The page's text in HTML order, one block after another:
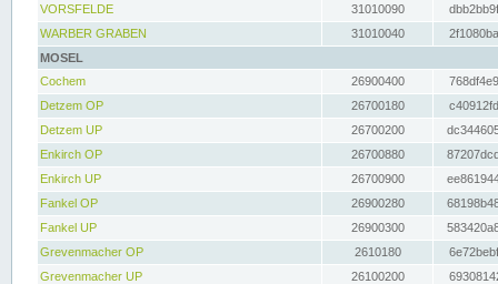
VORSFELDE
31010090
WARBER GRABEN
31010040
MOSEL
Cochem
26900400
Detzem OP
26700180
Detzem UP
26700200
Enkirch OP
26700880
Enkirch UP
26700900
Fankel OP
26900280
Fankel UP
26900300
Grevenmacher OP
2610180
Grevenmacher UP
26100200